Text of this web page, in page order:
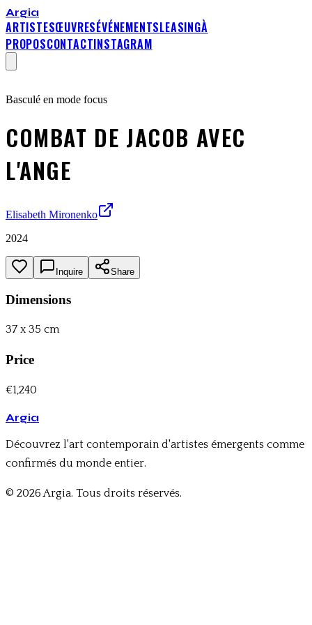
Argia
ARTISTESŒUVRESÉVÉNEMENTSLEASINGÀ
PROPOSCONTACTINSTAGRAM
Basculé en mode focus
COMBAT DE JACOB AVEC
L'ANGE
Elisabeth Mironenko
2024
Inquire Share
Dimensions
37 x 35 cm
Price
€1,240
Argia
Découvrez l'art contemporain d'artistes émergents comme
confirmés du monde entier.
© 2026 Argia. Tous droits réservés.